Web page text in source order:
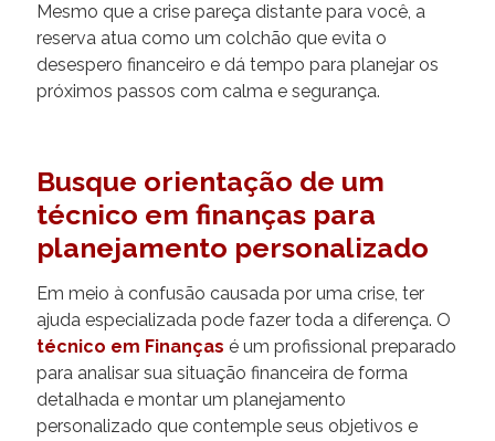
Mesmo que a crise pareça distante para você, a
reserva atua como um colchão que evita o
desespero financeiro e dá tempo para planejar os
próximos passos com calma e segurança.
Busque orientação de um
técnico em finanças para
planejamento personalizado
Em meio à confusão causada por uma crise, ter
ajuda especializada pode fazer toda a diferença. O
técnico em Finanças é um profissional preparado
para analisar sua situação financeira de forma
detalhada e montar um planejamento
personalizado que contemple seus objetivos e